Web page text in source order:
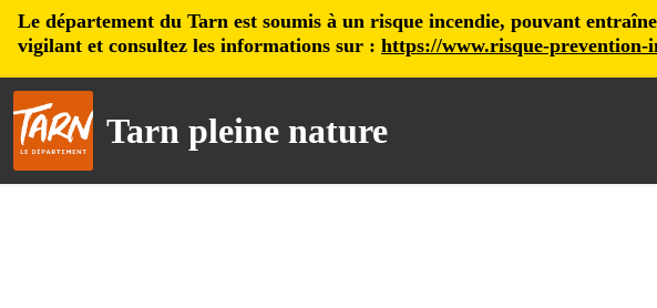
Le département du Tarn est soumis à un risque incendie, pouvant
vigilant et consultez les informations sur : https://www.risque-
Tarn pleine nature